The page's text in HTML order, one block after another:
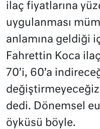
ilaç fiyatlarına
uygulanması
anlamına geldiği
Fahrettin Koca
70’i, 60’a
dedi. Dönemsel
öyküsü böyle.